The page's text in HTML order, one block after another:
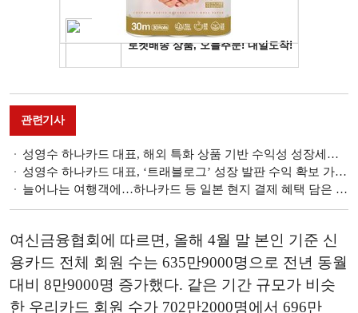
관련기사
성영수 하나카드 대표, 해외 특화 상품 기반 수익성 성장세…제휴 채널 확대 영업 강화 [금융사 2025 1분기 실적]
성영수 하나카드 대표, ‘트래블로그’ 성장 발판 수익 확보 가속화 [금융계열 카드사 CEO 취임 100일]
늘어나는 여행객에…하나카드 등 일본 현지 결제 혜택 담은 상품 출시
여신금융협회에 따르면, 올해 4월 말 본인 기준 신
용카드 전체 회원 수는 635만9000명으로 전년 동월
대비 8만9000명 증가했다. 같은 기간 규모가 비슷
한 우리카드 회원 수가 702만2000명에서 696만